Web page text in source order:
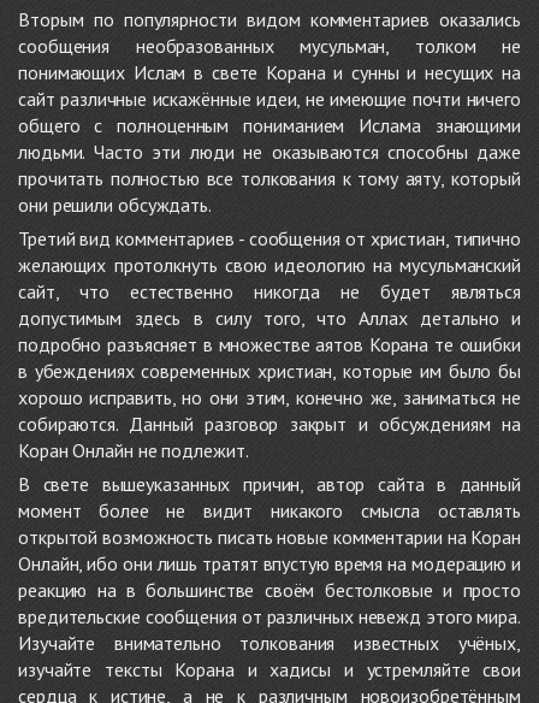
Вторым по популярности видом комментариев оказались
сообщения необразованных мусульман, толком не
понимающих Ислам в свете Корана и сунны и несущих на
сайт различные искажённые идеи, не имеющие почти ничего
общего с полноценным пониманием Ислама знающими
людьми. Часто эти люди не оказываются способны даже
прочитать полностью все толкования к тому аяту, который
они решили обсуждать.
Третий вид комментариев - сообщения от христиан, типично
желающих протолкнуть свою идеологию на мусульманский
сайт, что естественно никогда не будет являться
допустимым здесь в силу того, что Аллах детально и
подробно разъясняет в множестве аятов Корана те ошибки
в убеждениях современных христиан, которые им было бы
хорошо исправить, но они этим, конечно же, заниматься не
собираются. Данный разговор закрыт и обсуждениям на
Коран Онлайн не подлежит.
В свете вышеуказанных причин, автор сайта в данный
момент более не видит никакого смысла оставлять
открытой возможность писать новые комментарии на Коран
Онлайн, ибо они лишь тратят впустую время на модерацию и
реакцию на в большинстве своём бестолковые и просто
вредительские сообщения от различных невежд этого мира.
Изучайте внимательно толкования известных учёных,
изучайте тексты Корана и хадисы и устремляйте свои
сердца к истине, а не к различным новоизобретённым